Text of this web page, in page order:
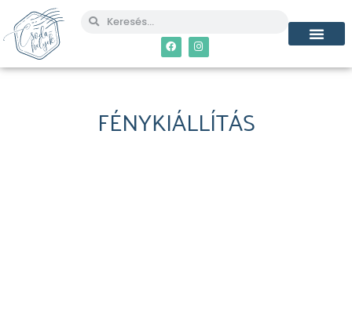
FÉNYKIÁLLÍTÁS